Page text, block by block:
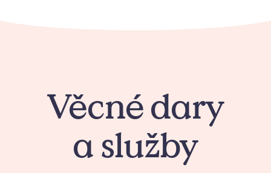
Věcné dary
a služby